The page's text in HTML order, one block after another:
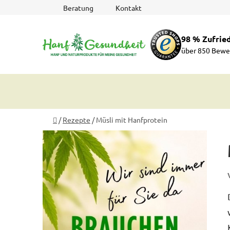
Beratung Kontakt
98 %
über 850
Startseite
/ Rezepte / Müsli mit Hanfprotein
S
e
i
t
e
n
l